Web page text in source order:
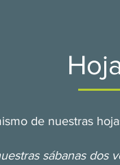
de nuestras
sábanas dos